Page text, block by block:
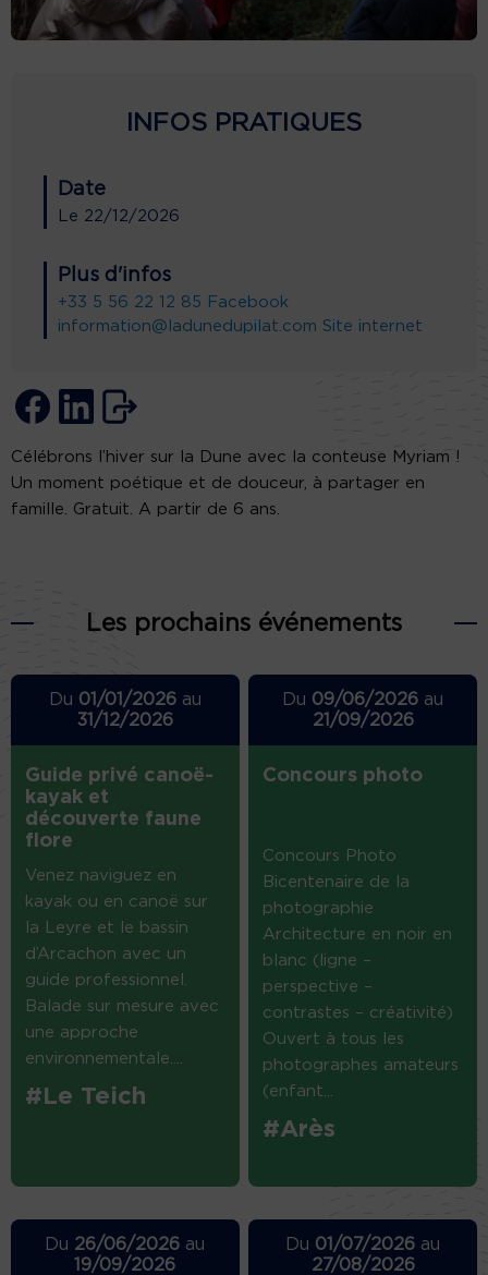
INFOS PRATIQUES
Date
Le 22/12/2026
Plus d'infos
+33 5 56 22 12 85 Facebook
information@ladunedupilat.com Site internet
Célébrons l’hiver sur la Dune avec la conteuse Myriam !
Un moment poétique et de douceur, à partager en
famille. Gratuit. A partir de 6 ans.
Les prochains événements
Du 01/01/2026au
31/12/2026
Guide privé canoë-
kayak et
découverte faune
flore
Venez naviguez en
kayak ou en canoë sur
la Leyre et le bassin
d’Arcachon avec un
guide professionnel.
Balade sur mesure avec
une approche
environnementale....
#Le Teich
Du 09/06/2026 au
21/09/2026
Concours photo
Concours Photo
Bicentenaire de la
photographie
Architecture en noir en
blanc (ligne –
perspective –
contrastes – créativité)
Ouvert à tous les
photographes amateurs
(enfant...
#Arès
Du 26/06/2026 au
19/09/2026
Du 01/07/2026 au
27/08/2026